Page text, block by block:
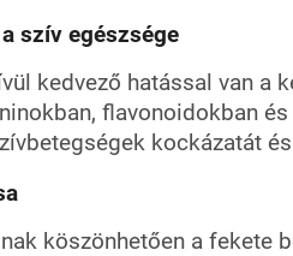
szív egészsége
kedvező hatással van a
flavonoidokban
kockázatát
köszönhetően a fekete